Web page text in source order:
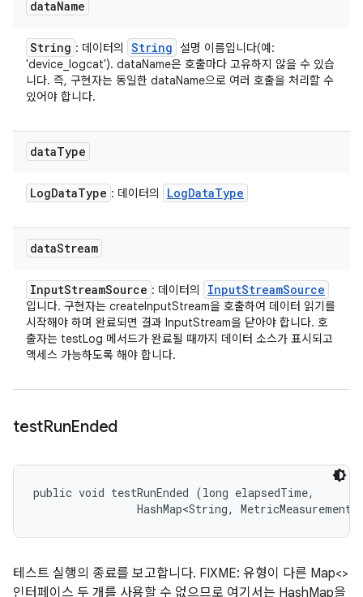
dataName
String : 데이터의 String
설명 이름입니다(예:
'device_logcat'). dataName은 호출마다 고유하지 않을 수 있습
니다. 즉, 구현자는 동일한 dataName으로 여러 호출을 처리할 수
있어야 합니다.
dataType
LogDataType : 데이터의 LogDataType
dataStream
InputStreamSource : 데이터의 InputStreamSource
입니다. 구현자는 createInputStream을 호출하여 데이터 읽기를
시작해야 하며 완료되면 결과 InputStream을 닫아야 합니다. 호
출자는 testLog 메서드가 완료될 때까지 데이터 소스가 표시되고
액세스 가능하도록 해야 합니다.
testRunEnded
public void testRunEnded (long elapsedTime,
HashMap<String,
테스트 실행의 종료를 보고합니다. FIXME: 유형이 다른 Map<>
인터페이스 두 개를 사용할 수 없으므로 여기서는 HashMap을